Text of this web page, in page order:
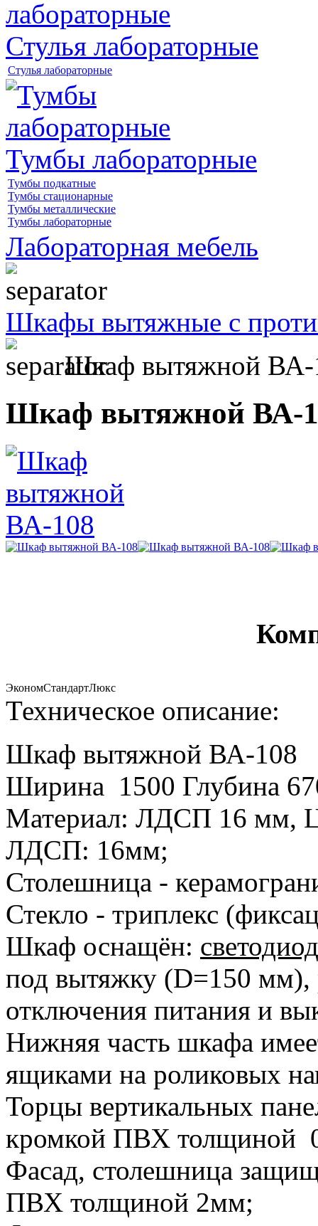
Стулья лабораторные
Стулья лабораторные
Тумбы лабораторные
Тумбы подкатные
Тумбы стационарные
Тумбы металлические
Тумбы лабораторные
Лабораторная мебель
Шкафы вытяжные с
Шкаф вытяжной ВА-
Шкаф вытяжной ВА-
ЭкономСтандартЛюкс
Техническое описание:
Шкаф вытяжной ВА-108
Ширина 1500 Глубина
Материал: ЛДСП 16 мм,
ЛДСП: 16мм;
Столешница -
Стекло - триплекс
Шкаф оснащён:
под вытяжку (D=150 мм),
отключения питания и
Нижняя часть шкафа
ящиками на роликовых
Торцы вертикальных
кромкой ПВХ толщиной
Фасад, столешница
ПВХ толщиной 2мм;